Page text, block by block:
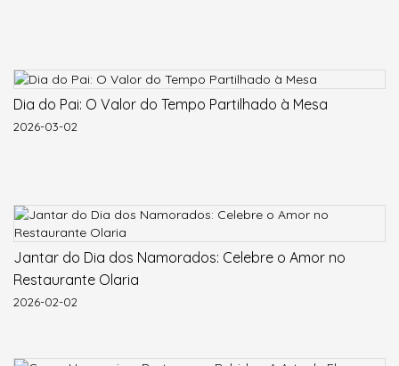
Dia do Pai: O Valor do Tempo Partilhado à Mesa
2026-03-02
Jantar do Dia dos Namorados: Celebre o Amor no
Restaurante Olaria
2026-02-02